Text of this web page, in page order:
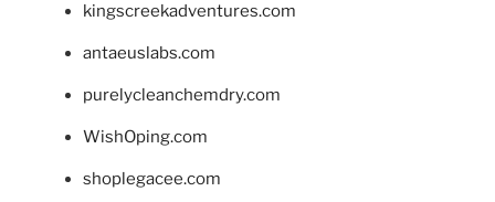
kingscreekadventures.com
antaeuslabs.com
purelycleanchemdry.com
WishOping.com
shoplegacee.com